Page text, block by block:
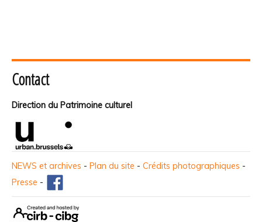
Contact
Direction du Patrimoine culturel
NEWS et archives - Plan du site - Crédits photographiques -
Presse -